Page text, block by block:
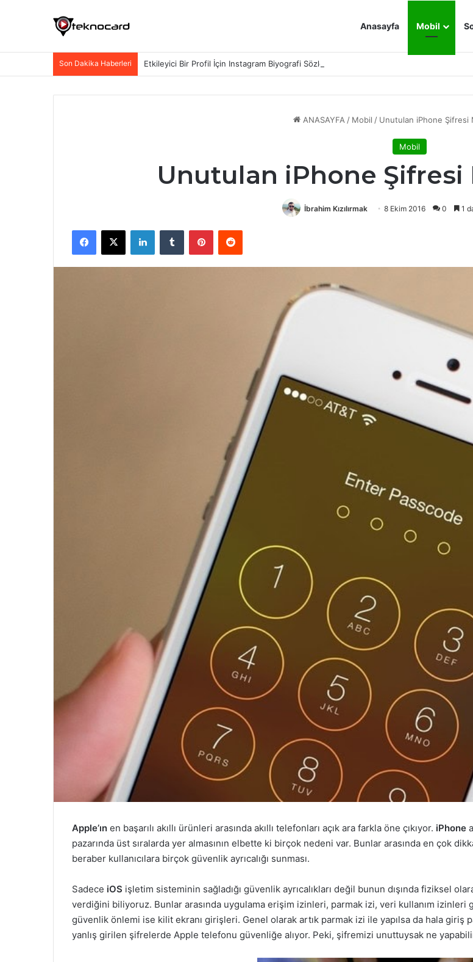
Anasayfa Mobil
Son Dakika Haberleri Etkileyici Bir Profil İçin Instagram Biyografi Sözleri
ANASAYFA / Mobil / Unutulan iPhone Şifresi
Mobil
Unutulan iPhone Şifresi
İbrahim Kızılırmak 8 Ekim 2016 0 1
Facebook
X LinkedInTumblr PinterestReddit
Apple’ın en başarılı akıllı ürünleri arasında akıllı telefonları açık ara farkla öne çıkıyor. iPhone
pazarında üst sıralarda yer almasının elbette ki birçok nedeni var. Bunlar arasında en çok
beraber kullanıcılara birçok güvenlik ayrıcalığı sunması.
Sadece iOS işletim sisteminin sağladığı güvenlik ayrıcalıkları değil bunun dışında fiziksel
verdiğini biliyoruz. Bunlar arasında uygulama erişim izinleri, parmak izi, veri kullanım
güvenlik önlemi ise kilit ekranı girişleri. Genel olarak artık parmak izi ile yapılsa da hala giriş
yanlış girilen şifrelerde Apple telefonu güvenliğe alıyor. Peki, şifremizi unuttuysak ne